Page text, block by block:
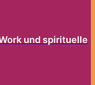
und spirituelle